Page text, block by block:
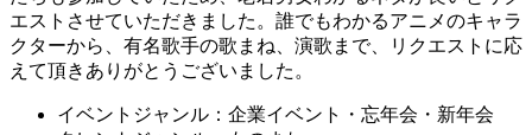
エストさせていただきました。誰でもわかるアニメのキャラ
クターから、有名歌手の歌まね、演歌まで、リクエストに応
えて頂きありがとうございました。
イベントジャンル：企業イベント・忘年会・新年会